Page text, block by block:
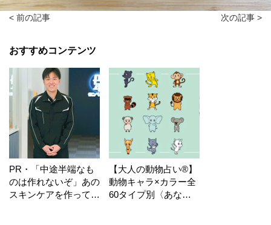
< 前の記事 次の記事 >
おすすめコンテンツ
PR・「中途半端なも
のは作れないぞ」あの
スキンケアを作ってい
【大人の動物占い®】
動物キャラ×カラー全
60タイプ別〈あなた